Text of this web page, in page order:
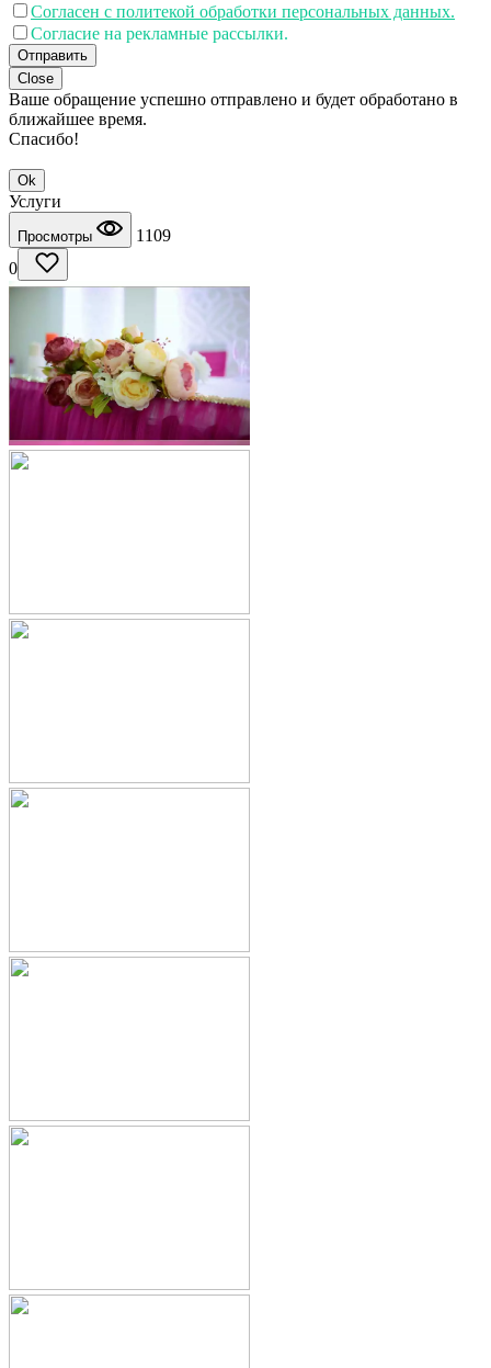
Согласен с политекой обработки персональных данных.
Согласие на рекламные рассылки.
Отправить
Close
Ваше обращение успешно отправлено и будет обработано в
ближайшее время.
Спасибо!
Ok
Услуги
Просмотры
1109
0